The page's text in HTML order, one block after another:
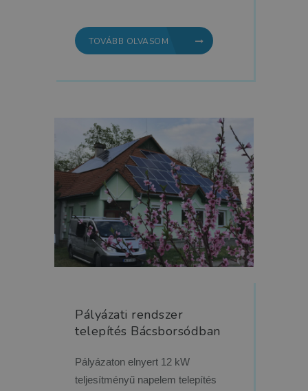
TOVÁBB OLVASOM
Pályázati rendszer
telepítés Bácsborsódban
Pályázaton elnyert 12 kW
teljesítményű napelem telepítés